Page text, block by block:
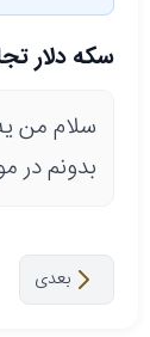
سکه دلار
سلام من
بدونم در
بعدی